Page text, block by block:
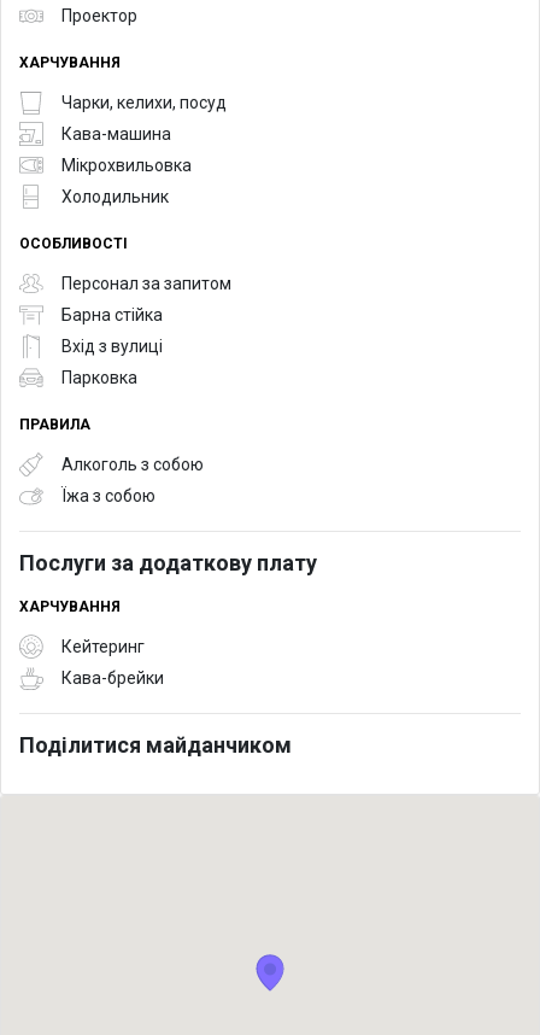
Проектор
ХАРЧУВАННЯ
Чарки, келихи, посуд
Кава-машина
Мікрохвильовка
Холодильник
ОСОБЛИВОСТІ
Персонал за запитом
Барна стійка
Вхід з вулиці
Парковка
ПРАВИЛА
Алкоголь з собою
Їжа з собою
Послуги за додаткову плату
ХАРЧУВАННЯ
Кейтеринг
Кава-брейки
Поділитися майданчиком